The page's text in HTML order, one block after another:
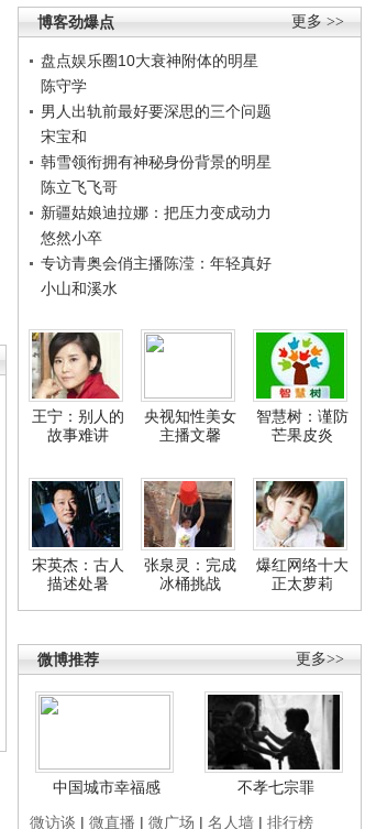
更多 >>
博客劲爆点
盘点娱乐圈10大衰神附体的明星
陈守学
男人出轨前最好要深思的三个问题
宋宝和
韩雪领衔拥有神秘身份背景的明星
陈立飞飞哥
新疆姑娘迪拉娜：把压力变成动力
悠然小卒
专访青奥会俏主播陈滢：年轻真好
小山和溪水
王宁：别人的
故事难讲
央视知性美女
主播文馨
智慧树：谨防
芒果皮炎
宋英杰：古人
描述处暑
张泉灵：完成
冰桶挑战
爆红网络十大
正太萝莉
更多>>
微博推荐
中国城市幸福感
不孝七宗罪
微访谈 | 微直播 | 微广场 | 名人墙 | 排行榜